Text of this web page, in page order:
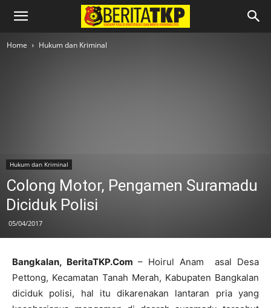
Home Hukum dan Kriminal
Hukum dan Kriminal
Colong Motor, Pengamen Suramadu
Diciduk Polisi
05/04/2017
Bangkalan, BeritaTKP.Com – Hoirul Anam asal Desa
Pettong, Kecamatan Tanah Merah, Kabupaten Bangkalan
diciduk polisi, hal itu dikarenakan lantaran pria yang